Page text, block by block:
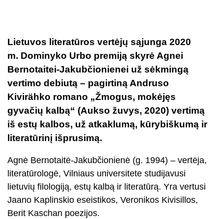
Lietuvos literatūros vertėjų sąjunga 2020
m. Dominyko Urbo premiją skyrė Agnei
Bernotaitei-Jakubčionienei už sėkmingą
vertimo debiutą – pagirtiną Andruso
Kivirähko romano „Žmogus, mokėjęs
gyvačių kalbą“ (Aukso žuvys, 2020) vertimą
iš estų kalbos, už atkaklumą, kūrybiškumą ir
literatūrinį išprusimą.
Agnė Bernotaitė-Jakubčionienė (g. 1994) – vertėja,
literatūrologė, Vilniaus universitete studijavusi
lietuvių filologiją, estų kalbą ir literatūrą. Yra vertusi
Jaano Kaplinskio eseistikos, Veronikos Kivisillos,
Berit Kaschan poezijos.